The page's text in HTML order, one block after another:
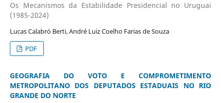
Os Mecanismos da Estabilidade Presidencial no Uruguai
(1985-2024)
Lucas Calabró Berti, André Luiz Coelho Farias de Souza
PDF
GEOGRAFIA DO VOTO E COMPROMETIMENTO
METROPOLITANO DOS DEPUTADOS ESTADUAIS NO RIO
GRANDE DO NORTE